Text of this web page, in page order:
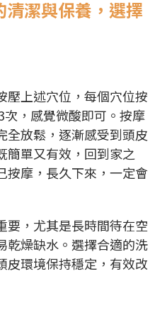
清潔與保養，選擇
壓上述穴位，每個穴位按
，感覺微酸即可。按摩
全放鬆，逐漸感受到頭皮
簡單又有效，回到家之
按摩，長久下來，一定會
要，尤其是長時間待在空
乾燥缺水。選擇合適的洗
皮環境保持穩定，有效改